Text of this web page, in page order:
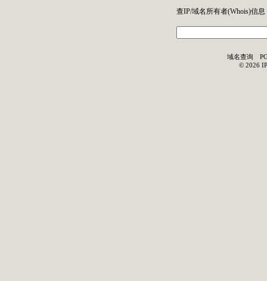
查IP/域名所有者(Whois)信息
域名查询
© 2026